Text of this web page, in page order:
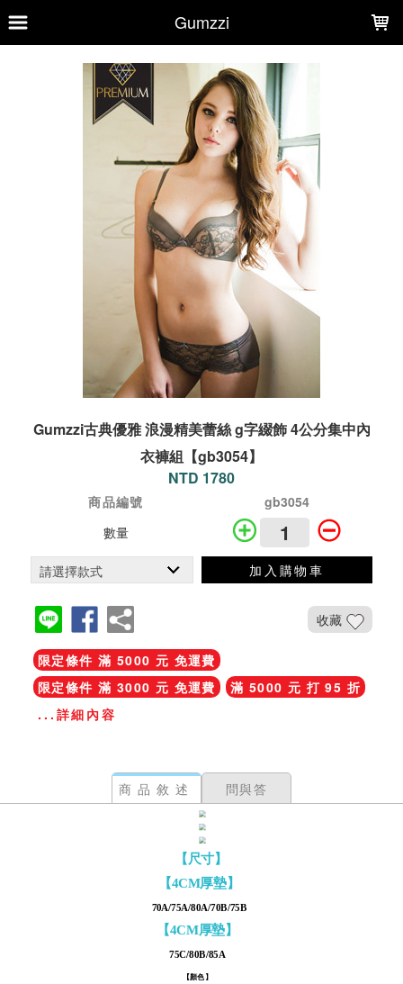
Gumzzi
Gumzzi古典優雅 浪漫精美蕾絲 g字綴飾 4公分集中內
衣褲組【gb3054】
NTD 1780
商品編號
gb3054
數量
加入購物車
收藏
限定條件 滿 5000 元 免運費
限定條件 滿 3000 元 免運費
滿 5000 元 打 95 折
...詳細內容
商品敘述 問與答